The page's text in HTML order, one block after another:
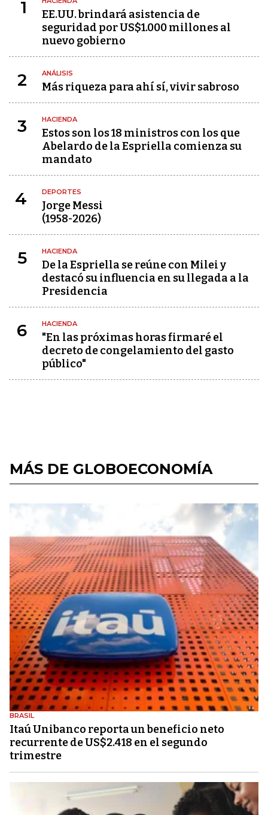
1
EE.UU. brindará asistencia de
seguridad por US$1.000 millones al
nuevo gobierno
2 ANÁLISIS
Más riqueza para ahí sí, vivir sabroso
3 HACIENDA
Estos son los 18 ministros con los que
Abelardo de la Espriella comienza su
mandato
4 DEPORTES
Jorge Messi
(1958-2026)
5 HACIENDA
De la Espriella se reúne con Milei y
destacó su influencia en su llegada a la
Presidencia
6 HACIENDA
"En las próximas horas firmaré el
decreto de congelamiento del gasto
público"
MÁS DE GLOBOECONOMÍA
BRASIL
Itaú Unibanco reporta un beneficio neto
recurrente de US$2.418 en el segundo
trimestre